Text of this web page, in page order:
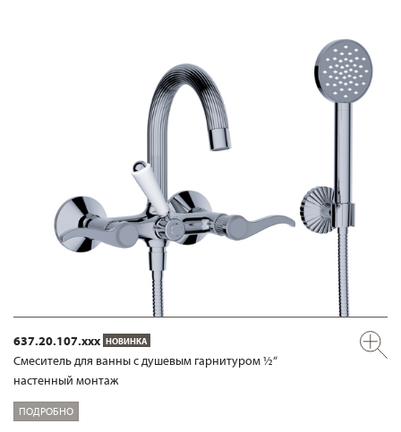
637.20.107.xxx НОВИНКА
Смеситель для ванны с душевым гарнитуром ½“
настенный монтаж
ПОДРОБНО